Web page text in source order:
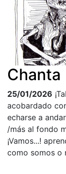
Chanta
25/01/2026
acobardado
echarse a
/más al fondo
¡Vamos...!
como somos o